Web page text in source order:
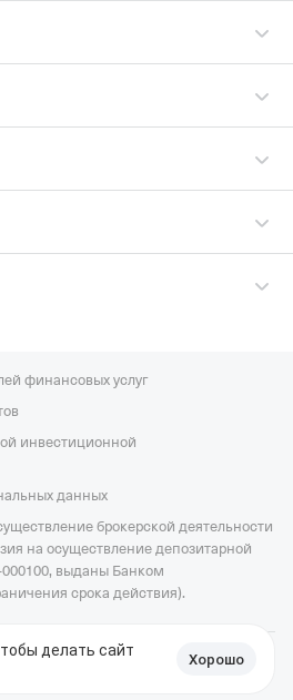
делать сайт
Хорошо
финансовых услуг
инвестиционной
данных
брокерской деятельности
на осуществление депозитарной
выданы Банком
срока действия).
сайт,
универсальная